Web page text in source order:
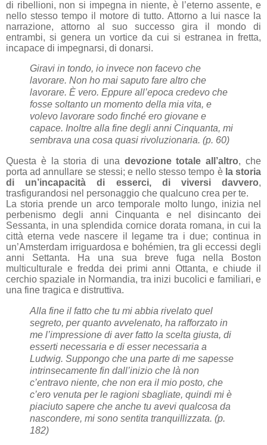
di ribellioni, non si impegna in niente, è l’eterno assente, e
nello stesso tempo il motore di tutto. Attorno a lui nasce la
narrazione, attorno al suo successo gira il mondo di
entrambi, si genera un vortice da cui si estranea in fretta,
incapace di impegnarsi, di donarsi.
Giravi in tondo, io invece non facevo che
lavorare. Non ho mai saputo fare altro che
lavorare. È vero. Eppure all’epoca credevo che
fosse soltanto un momento della mia vita, e
volevo lavorare sodo finché ero giovane e
capace. Inoltre alla fine degli anni Cinquanta, mi
sembrava una cosa quasi rivoluzionaria. (p. 60)
Questa è la storia di una devozione totale all’altro, che
porta ad annullare se stessi; e nello stesso tempo è la storia
di un’incapacità di esserci, di viversi davvero,
trasfigurandosi nel personaggio che qualcuno crea per te.
La storia prende un arco temporale molto lungo, inizia nel
perbenismo degli anni Cinquanta e nel disincanto dei
Sessanta, in una splendida cornice dorata romana, in cui la
città eterna vede nascere il legame tra i due; continua in
un’Amsterdam irriguardosa e bohémien, tra gli eccessi degli
anni Settanta. Ha una sua breve fuga nella Boston
multiculturale e fredda dei primi anni Ottanta, e chiude il
cerchio spaziale in Normandia, tra inizi bucolici e familiari, e
una fine tragica e distruttiva.
Alla fine il fatto che tu mi abbia rivelato quel
segreto, per quanto avvelenato, ha rafforzato in
me l’impressione di aver fatto la scelta giusta, di
esserti necessaria e di esser necessaria a
Ludwig. Suppongo che una parte di me sapesse
intrinsecamente fin dall’inizio che là non
c’entravo niente, che non era il mio posto, che
c’ero venuta per le ragioni sbagliate, quindi mi è
piaciuto sapere che anche tu avevi qualcosa da
nascondere, mi sono sentita tranquillizzata. (p.
182)